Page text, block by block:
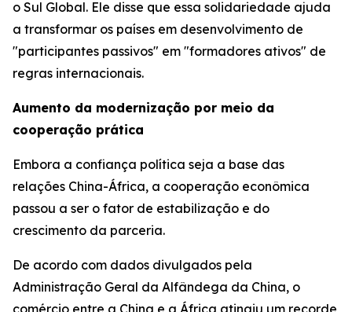
o Sul Global. Ele disse que essa solidariedade ajuda
a transformar os países em desenvolvimento de
"participantes passivos" em "formadores ativos" de
regras internacionais.
Aumento da modernização por meio da
cooperação prática
Embora a confiança política seja a base das
relações China-África, a cooperação econômica
passou a ser o fator de estabilização e do
crescimento da parceria.
De acordo com dados divulgados pela
Administração Geral da Alfândega da China, o
comércio entre a China e a África atingiu um recorde